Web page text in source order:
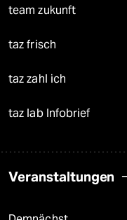
team zukunft
taz frisch
taz zahl ich
taz lab Infobrief
Veranstaltungen